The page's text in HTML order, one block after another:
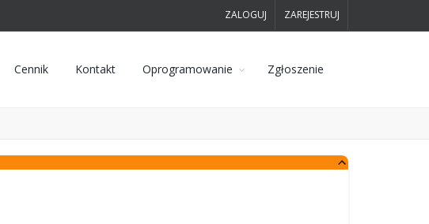
ZALOGUJ ZAREJESTRUJ
Cennik Kontakt Oprogramowanie Zgłoszenie